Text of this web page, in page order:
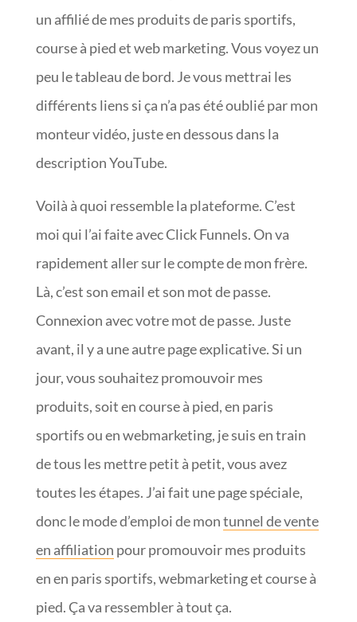
un affilié de mes produits de paris sportifs,
course à pied et web marketing. Vous voyez un
peu le tableau de bord. Je vous mettrai les
différents liens si ça n’a pas été oublié par mon
monteur vidéo, juste en dessous dans la
description YouTube.
Voilà à quoi ressemble la plateforme. C’est
moi qui l’ai faite avec Click Funnels. On va
rapidement aller sur le compte de mon frère.
Là, c’est son email et son mot de passe.
Connexion avec votre mot de passe. Juste
avant, il y a une autre page explicative. Si un
jour, vous souhaitez promouvoir mes
produits, soit en course à pied, en paris
sportifs ou en webmarketing, je suis en train
de tous les mettre petit à petit, vous avez
toutes les étapes. J’ai fait une page spéciale,
donc le mode d’emploi de montunnel de vente
en affiliation pour promouvoir mes produits
en en paris sportifs, webmarketing et course à
pied. Ça va ressembler à tout ça.